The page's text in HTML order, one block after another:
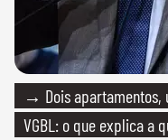
→ Dois apartamentos,
VGBL: o que explica a